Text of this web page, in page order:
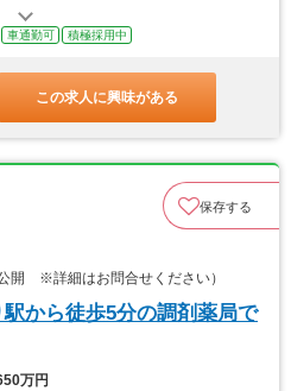
車通勤可 積極採用中
この求人に興味がある
保存する
開 ※詳細はお問合せください）
駅から徒歩5分の調剤薬局で
万円